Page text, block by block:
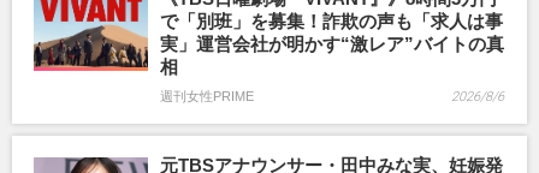
で「別班」を募集！詐欺の声も「求人は事
実」運営会社が明かす“激レア”バイトの真
相
週刊女性PRIME 2026/8/6
元TBSアナウンサー・田中みな実、妊娠発